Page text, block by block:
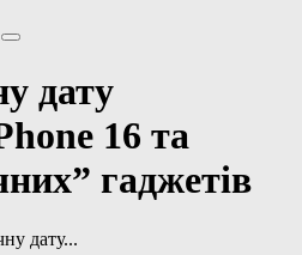
дату
16 та
гаджетів
дату...